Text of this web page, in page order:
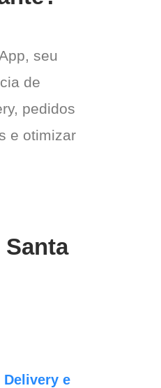
seu
de
pedidos
e otimizar
Delivery e